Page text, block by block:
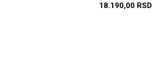
18.190,00 RSD